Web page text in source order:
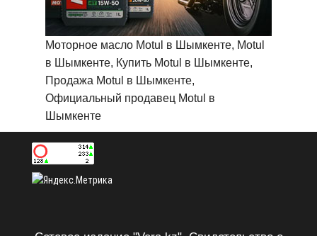
Моторное масло Motul в Шымкенте, Motul
в Шымкенте, Купить Motul в Шымкенте,
Продажа Motul в Шымкенте,
Официальный продавец Motul в
Шымкенте